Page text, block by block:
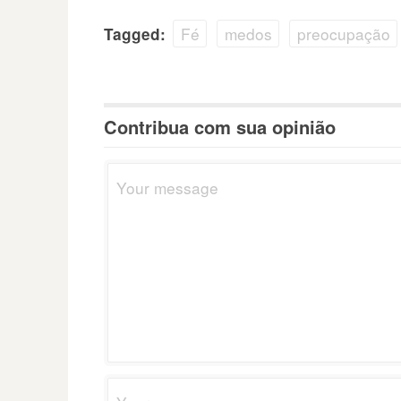
Tagged: Fé medos preocupação
Contribua com sua opinião